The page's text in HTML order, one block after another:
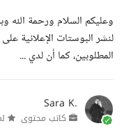
وعليكم السلام ورحمة الله
لنشر البوستات الإعلانية
المطلوبين، كما أن لدي ...
Sara K.
كاتب محتوى